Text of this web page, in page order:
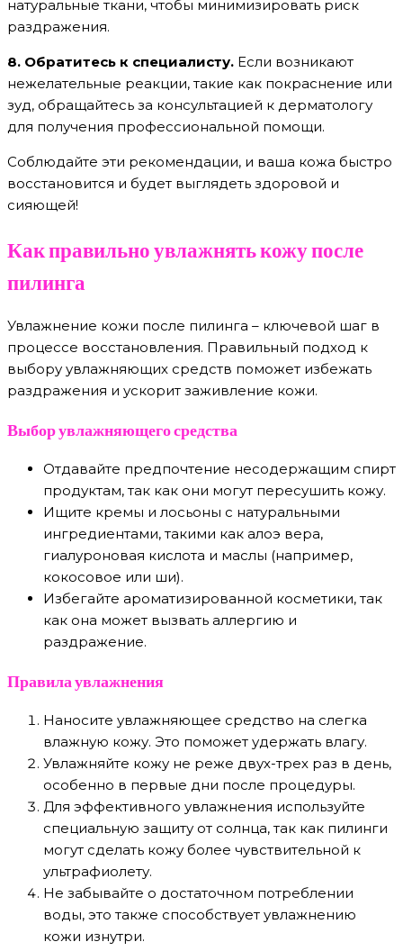
натуральные ткани, чтобы минимизировать риск
раздражения.
8. Обратитесь к специалисту. Если возникают
нежелательные реакции, такие как покраснение или
зуд, обращайтесь за консультацией к дерматологу
для получения профессиональной помощи.
Соблюдайте эти рекомендации, и ваша кожа быстро
восстановится и будет выглядеть здоровой и
сияющей!
Как правильно увлажнять кожу после
пилинга
Увлажнение кожи после пилинга – ключевой шаг в
процессе восстановления. Правильный подход к
выбору увлажняющих средств поможет избежать
раздражения и ускорит заживление кожи.
Выбор увлажняющего средства
Отдавайте предпочтение несодержащим спирт
продуктам, так как они могут пересушить кожу.
Ищите кремы и лосьоны с натуральными
ингредиентами, такими как алоэ вера,
гиалуроновая кислота и маслы (например,
кокосовое или ши).
Избегайте ароматизированной косметики, так
как она может вызвать аллергию и
раздражение.
Правила увлажнения
Наносите увлажняющее средство на слегка
влажную кожу. Это поможет удержать влагу.
Увлажняйте кожу не реже двух-трех раз в день,
особенно в первые дни после процедуры.
Для эффективного увлажнения используйте
специальную защиту от солнца, так как пилинги
могут сделать кожу более чувствительной к
ультрафиолету.
Не забывайте о достаточном потреблении
воды, это также способствует увлажнению
кожи изнутри.